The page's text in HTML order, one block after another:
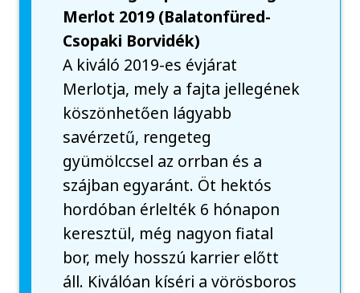
Merlot 2019 (Balatonfüred-
Csopaki Borvidék)
A kiváló 2019-es évjárat
Merlotja, mely a fajta jellegének
köszönhetően lágyabb
savérzetű, rengeteg
gyümölccsel az orrban és a
szájban egyaránt. Öt hektós
hordóban érlelték 6 hónapon
keresztül, még nagyon fiatal
bor, mely hosszú karrier előtt
áll. Kiválóan kíséri a vörösboros